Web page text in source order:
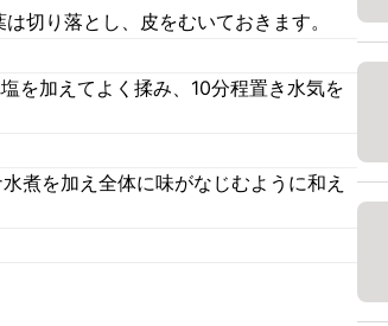
切り落とし、皮をむいておきます。
を加えてよく揉み、10分程置き水気を
煮を加え全体に味がなじむように和え